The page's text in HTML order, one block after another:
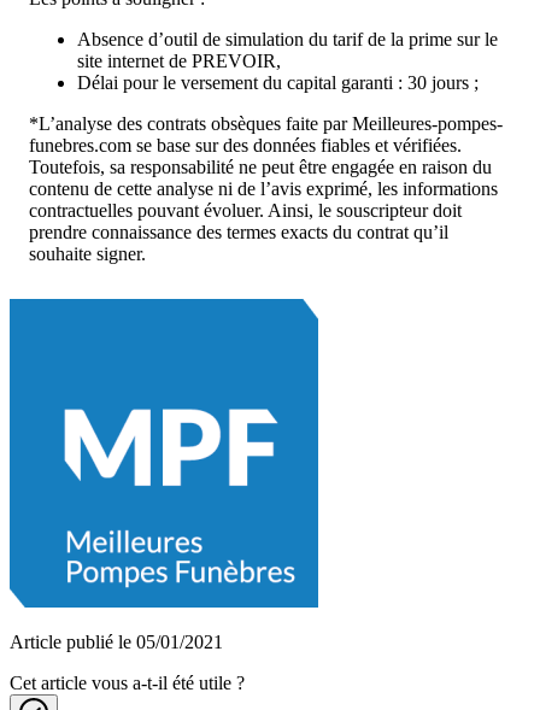
Absence d’outil de simulation du tarif de la prime sur le
site internet de PREVOIR,
Délai pour le versement du capital garanti : 30 jours ;
*L’analyse des contrats obsèques faite par Meilleures-pompes-
funebres.com se base sur des données fiables et vérifiées.
Toutefois, sa responsabilité ne peut être engagée en raison du
contenu de cette analyse ni de l’avis exprimé, les informations
contractuelles pouvant évoluer. Ainsi, le souscripteur doit
prendre connaissance des termes exacts du contrat qu’il
souhaite signer.
Article publié le 05/01/2021
Cet article vous a-t-il été utile ?